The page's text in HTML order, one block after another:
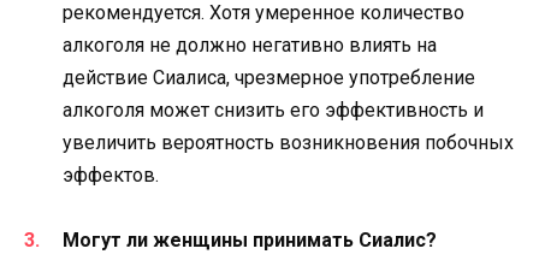
рекомендуется. Хотя умеренное количество
алкоголя не должно негативно влиять на
действие Сиалиса, чрезмерное употребление
алкоголя может снизить его эффективность и
увеличить вероятность возникновения побочных
эффектов.
Могут ли женщины принимать Сиалис?